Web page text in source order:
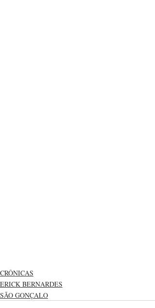
CRÔNICAS
ERICK BERNARDES
SÃO GONÇALO